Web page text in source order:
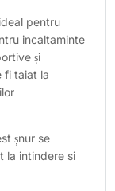
pentru
incaltaminte
și
fi taiat la
șnur se
la intindere si